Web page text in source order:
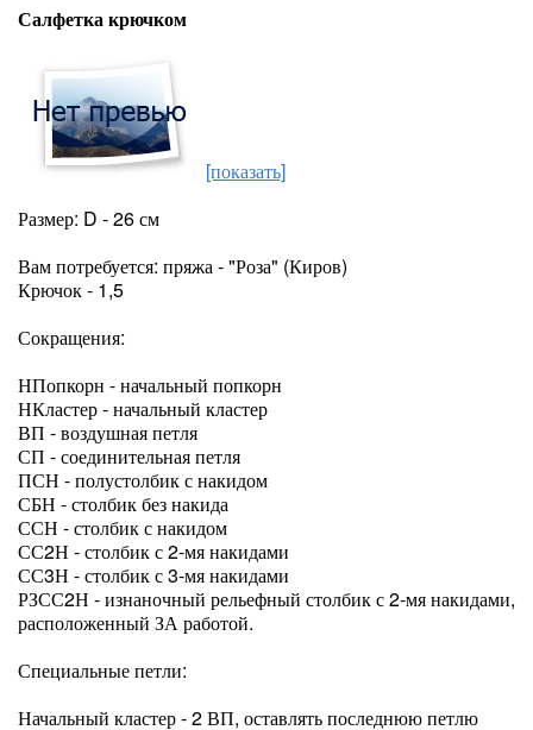
Салфетка крючком
[показать]
Размер: D - 26 см
Вам потребуется: пряжа - "Роза" (Киров)
Крючок - 1,5
Сокращения:
НПопкорн - начальный попкорн
НКластер - начальный кластер
ВП - воздушная петля
СП - соединительная петля
ПСН - полустолбик с накидом
СБН - столбик без накида
ССН - столбик с накидом
СС2Н - столбик с 2-мя накидами
СС3Н - столбик с 3-мя накидами
РЗСС2Н - изнаночный рельефный столбик с 2-мя накидами,
расположенный ЗА работой.
Специальные петли:
Начальный кластер - 2 ВП, оставлять последнюю петлю